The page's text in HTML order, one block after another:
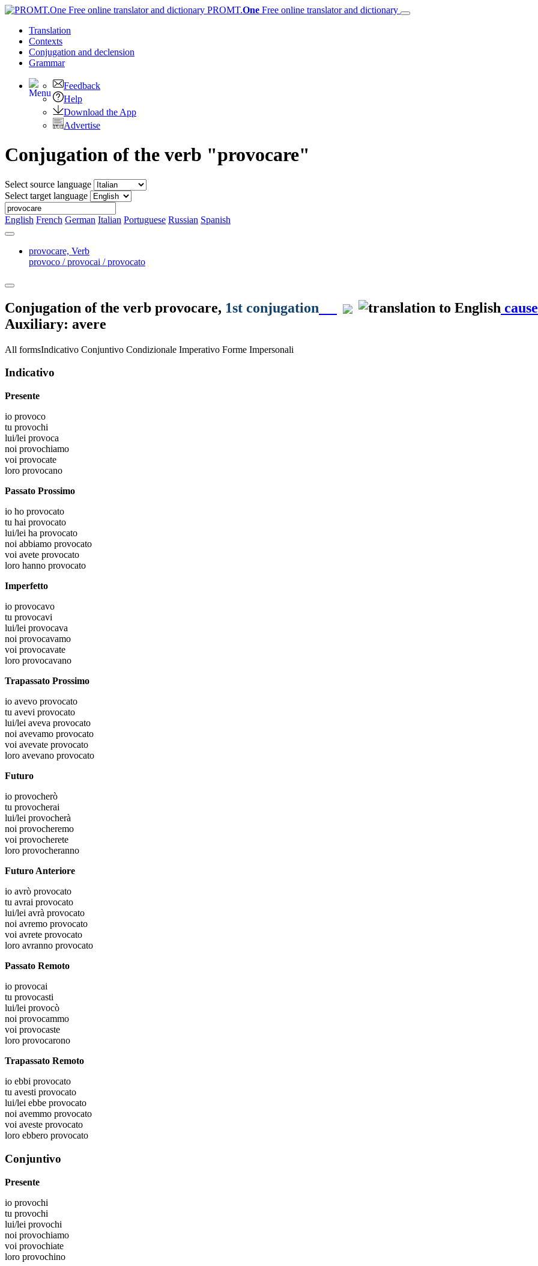
PROMT.One Free online translator and dictionary
Translation
Contexts
Conjugation and declension
Grammar
Feedback
Help
Download the App
Advertise
Conjugation of the verb "provocare"
Select source language
Select target language
English French German Italian Portuguese Russian Spanish
provocare, Verb
provoco / provocai / provocato
Conjugation of the verb provocare, 1st conjugation cause
Auxiliary: avere
All formsIndicativo Conjuntivo Condizionale Imperativo Forme Impersonali
Indicativo
Presente
io provoco
tu provochi
lui/lei provoca
noi provochiamo
voi provocate
loro provocano
Passato Prossimo
io ho provocato
tu hai provocato
lui/lei ha provocato
noi abbiamo provocato
voi avete provocato
loro hanno provocato
Imperfetto
io provocavo
tu provocavi
lui/lei provocava
noi provocavamo
voi provocavate
loro provocavano
Trapassato Prossimo
io avevo provocato
tu avevi provocato
lui/lei aveva provocato
noi avevamo provocato
voi avevate provocato
loro avevano provocato
Futuro
io provocherò
tu provocherai
lui/lei provocherà
noi provocheremo
voi provocherete
loro provocheranno
Futuro Anteriore
io avrò provocato
tu avrai provocato
lui/lei avrà provocato
noi avremo provocato
voi avrete provocato
loro avranno provocato
Passato Remoto
io provocai
tu provocasti
lui/lei provocò
noi provocammo
voi provocaste
loro provocarono
Trapassato Remoto
io ebbi provocato
tu avesti provocato
lui/lei ebbe provocato
noi avemmo provocato
voi aveste provocato
loro ebbero provocato
Conjuntivo
Presente
io provochi
tu provochi
lui/lei provochi
noi provochiamo
voi provochiate
loro provochino